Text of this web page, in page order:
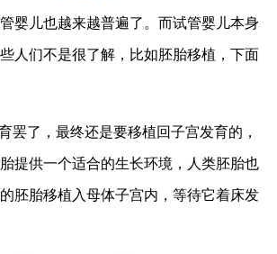
婴儿也越来越普遍了。而试管婴儿本身
人们不是很了解，比如胚胎移植，下面
罢了，最终还是要移植回子宫发育的，
提供一个适合的生长环境，人类胚胎也
胚胎移植入母体子宫内，等待它着床发